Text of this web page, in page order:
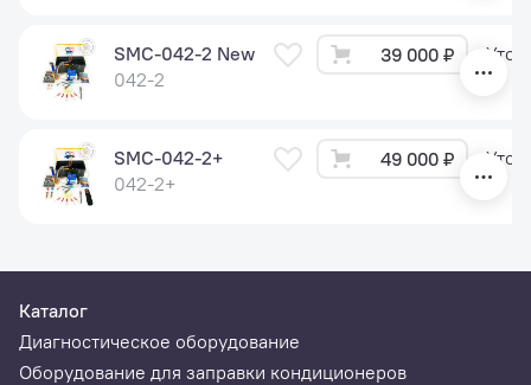
SMC-042-2 New
042-2
39 000 ₽
SMC-042-2+
042-2+
49 000 ₽
Каталог
Диагностическое оборудование
Оборудование для заправки кондиционеров